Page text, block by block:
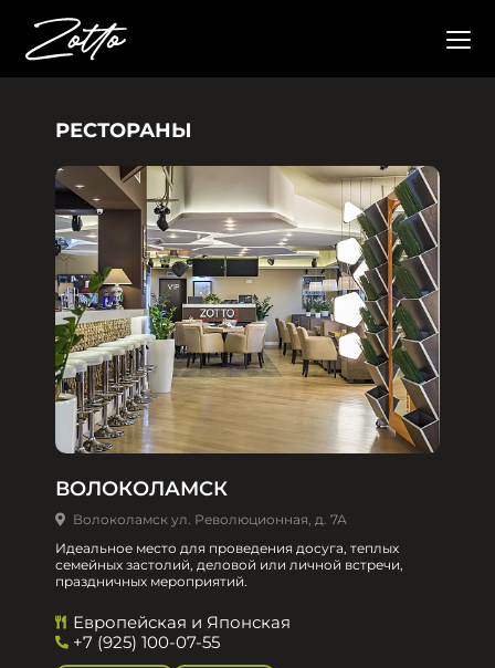
РЕСТОРАНЫ
ВОЛОКОЛАМСК
Волоколамск ул. Революционная, д. 7А
Идеальное место для проведения досуга, теплых
семейных застолий, деловой или личной встречи,
праздничных мероприятий.
Европейская и Японская
+7 (925) 100-07-55